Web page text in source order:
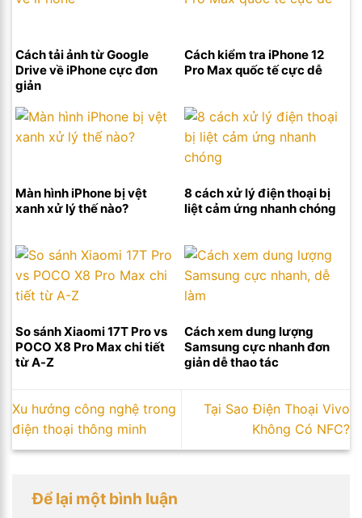
Cách tải ảnh từ Google
Drive về iPhone cực đơn
giản
Cách kiểm tra iPhone 12
Pro Max quốc tế cực dễ
Màn hình iPhone bị vệt
xanh xử lý thế nào?
8 cách xử lý điện thoại bị
liệt cảm ứng nhanh chóng
So sánh Xiaomi 17T Pro vs
POCO X8 Pro Max chi tiết
từ A-Z
Cách xem dung lượng
Samsung cực nhanh đơn
giản dễ thao tác
Xu hướng công nghệ trong
điện thoại thông minh
Tại Sao Điện Thoại Vivo
Không Có NFC?
Để lại một bình luận